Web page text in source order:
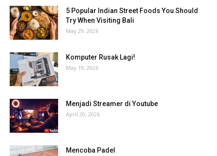
5 Popular Indian Street Foods You Should
Try When Visiting Bali
May 29, 2026
Komputer Rusak Lagi!
May 19, 2026
Menjadi Streamer di Youtube
April 20, 2026
Mencoba Padel